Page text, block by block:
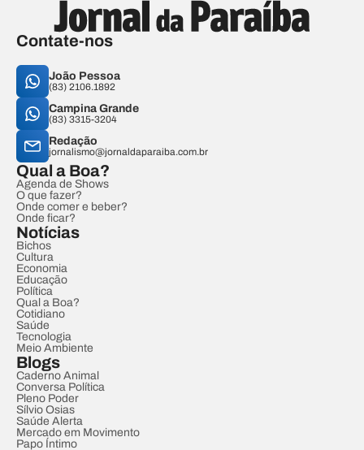
Contate-nos
João Pessoa
(83) 2106.1892
Campina Grande
(83) 3315-3204
Redação
jornalismo@jornaldaparaiba.com.br
Qual a Boa?
Agenda de Shows
O que fazer?
Onde comer e beber?
Onde ficar?
Notícias
Bichos
Cultura
Economia
Educação
Política
Qual a Boa?
Cotidiano
Saúde
Tecnologia
Meio Ambiente
Blogs
Caderno Animal
Conversa Política
Pleno Poder
Sílvio Osias
Saúde Alerta
Mercado em Movimento
Papo Íntimo